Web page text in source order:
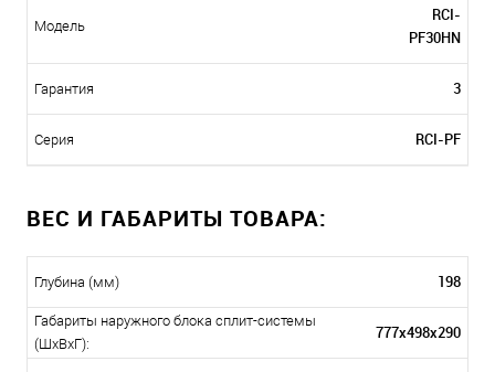
Модель
RCI-
PF30HN
Гарантия 3
Серия RCI-PF
ВЕС И ГАБАРИТЫ ТОВАРА:
Глубина (мм) 198
Габариты наружного блока сплит-системы
(ШxВxГ):
777x498x290